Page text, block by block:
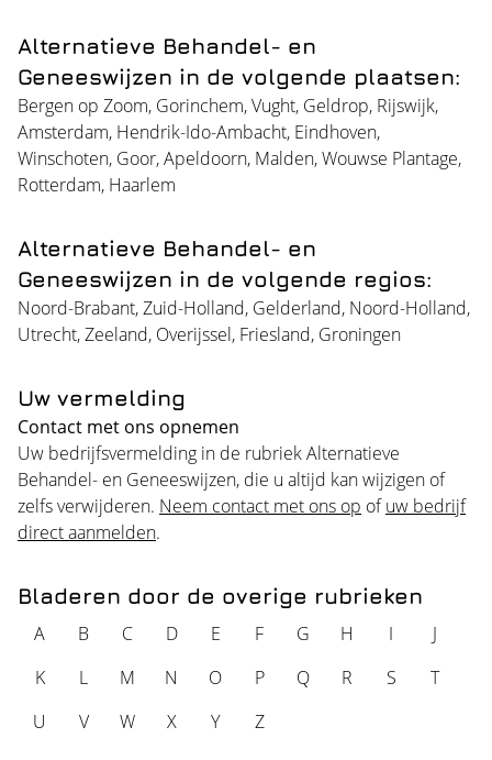
Alternatieve Behandel- en
Geneeswijzen in de volgende plaatsen:
Bergen op Zoom, Gorinchem,Vught, Geldrop, Rijswijk,
Amsterdam, Hendrik-Ido-Ambacht, Eindhoven,
Winschoten, Goor,Apeldoorn, Malden,Wouwse Plantage,
Rotterdam, Haarlem
Alternatieve Behandel- en
Geneeswijzen in de volgende regios:
Noord-Brabant,Zuid-Holland, Gelderland, Noord-Holland,
Utrecht,Zeeland, Overijssel, Friesland, Groningen
Uw vermelding
Contact met ons opnemen
Uw bedrijfsvermelding in de rubriek Alternatieve
Behandel- en Geneeswijzen, die u altijd kan wijzigen of
zelfs verwijderen. Neem contact met ons op ofuw bedrijf
direct aanmelden.
Bladeren door de overige rubrieken
A B C D E F G H I
J
K
L M N O P Q R S
T
U
V W X Y Z